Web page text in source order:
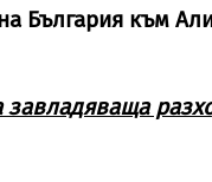
България към